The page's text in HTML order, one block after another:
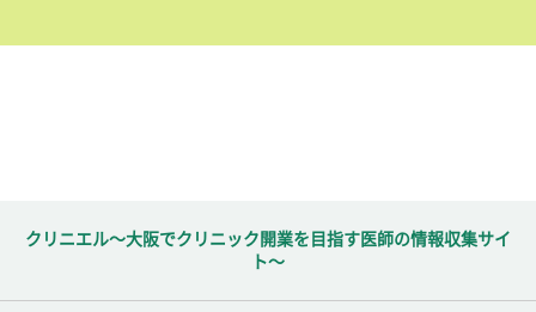
クリニエル～大阪でクリニック開業を目指す医師の情報収集サイ
ト～